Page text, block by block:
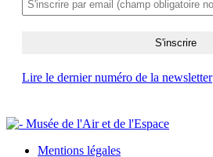
Lire le dernier numéro de la newsletter
Mentions légales